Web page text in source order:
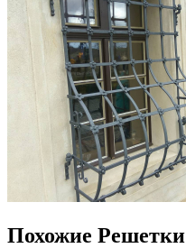
Похожие Решетки